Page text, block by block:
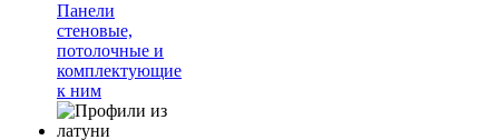
Панели
стеновые,
потолочные и
комплектующие
к ним